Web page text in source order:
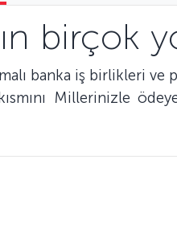
birçok
banka iş birlikleri ve
Millerinizle